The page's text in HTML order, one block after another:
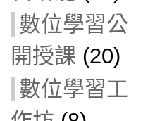
數位學習公
開授課 (20)
數位學習工